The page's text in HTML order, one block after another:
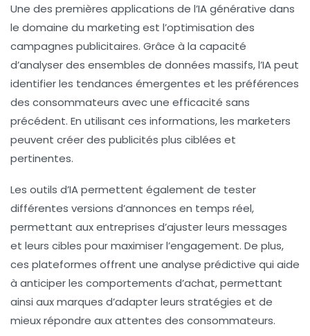
Une des premières applications de l’IA générative dans
le domaine du marketing est l’optimisation des
campagnes publicitaires. Grâce à la capacité
d’analyser des ensembles de données massifs, l’IA peut
identifier les tendances émergentes et les préférences
des consommateurs avec une efficacité sans
précédent. En utilisant ces informations, les marketers
peuvent créer des publicités plus ciblées et
pertinentes.
Les outils d’IA permettent également de tester
différentes versions d’annonces en temps réel,
permettant aux entreprises d’ajuster leurs messages
et leurs cibles pour maximiser l’engagement. De plus,
ces plateformes offrent une analyse prédictive qui aide
à anticiper les comportements d’achat, permettant
ainsi aux marques d’adapter leurs stratégies et de
mieux répondre aux attentes des consommateurs.